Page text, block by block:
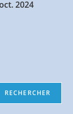
2024
RECHERCHER